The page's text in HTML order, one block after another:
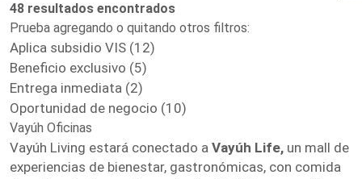
48 resultados encontrados
Prueba agregando o quitando otros filtros:
Aplica subsidio VIS (12)
Beneficio exclusivo (5)
Entrega inmediata (2)
Oportunidad de negocio (10)
Vayúh Oficinas
Vayúh Living estará conectado a Vayúh Life, un mall de
experiencias de bienestar, gastronómicas, con comida